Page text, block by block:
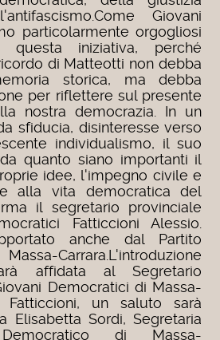
Giovani
particolarmente orgogliosi
questa iniziativa, perché
di Matteotti non debba
storica, ma debba
per riflettere sul presente
nostra democrazia. In un
sfiducia, disinteresse verso
individualismo, il suo
quanto siano importanti il
idee, l'impegno civile e
alla vita democratica del
il segretario provinciale
Fatticcioni Alessio.
anche dal Partito
Carrara.L'introduzione
affidata al Segretario
Democratici di Massa-
Fatticcioni, un saluto sarà
Elisabetta Sordi, Segretaria
di Massa-